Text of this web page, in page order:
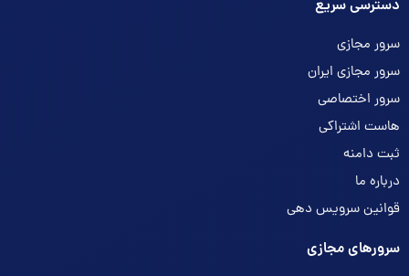
دسترسی سریع
سرور مجازی
سرور مجازی ایران
سرور اختصاصی
هاست اشتراکی
ثبت دامنه
درباره ما
قوانین سرویس دهی
سرورهای مجازی